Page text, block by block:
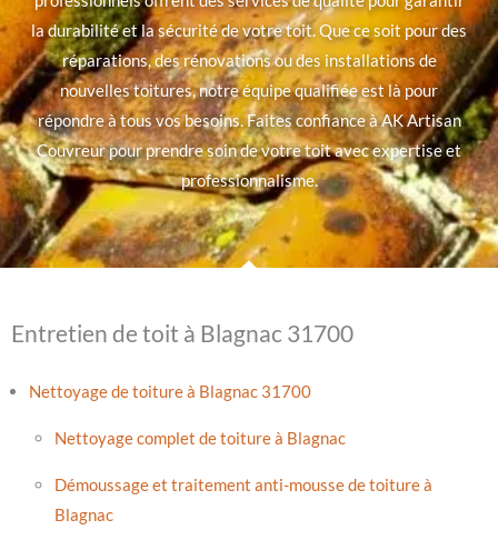
la durabilité et la sécurité de votre toit. Que ce soit pour des
réparations, des rénovations ou des installations de
nouvelles toitures, notre équipe qualifiée est là pour
répondre à tous vos besoins. Faites confiance à AK Artisan
Couvreur pour prendre soin de votre toit avec expertise et
professionnalisme.
Entretien de toit à Blagnac 31700
Nettoyage de toiture à Blagnac 31700
Nettoyage complet de toiture à Blagnac
Démoussage et traitement anti-mousse de toiture à
Blagnac